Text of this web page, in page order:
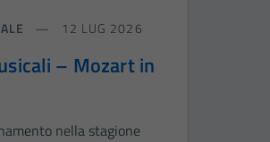
12 LUG 2026
– Mozart in
nella stagione